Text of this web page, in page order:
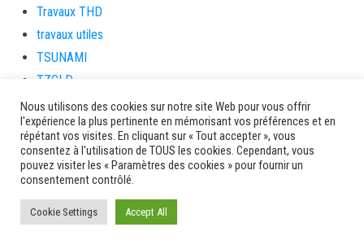
Travaux THD
travaux utiles
TSUNAMI
TZCLD
uncategorized
Venir en Martinique
Video
vidététladjéko
Viechere
Nous utilisons des cookies sur notre site Web pour vous offrir
l'expérience la plus pertinente en mémorisant vos préférences et en
répétant vos visites. En cliquant sur « Tout accepter », vous
consentez à l'utilisation de TOUS les cookies. Cependant, vous
pouvez visiter les « Paramètres des cookies » pour fournir un
consentement contrôlé.
Cookie Settings Accept All